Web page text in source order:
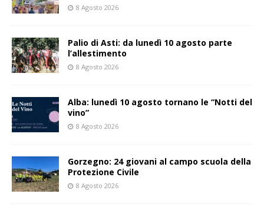
8 Agosto 2026
Palio di Asti: da lunedì 10 agosto parte
l’allestimento
8 Agosto 2026
Alba: lunedì 10 agosto tornano le “Notti del
vino”
8 Agosto 2026
Gorzegno: 24 giovani al campo scuola della
Protezione Civile
8 Agosto 2026